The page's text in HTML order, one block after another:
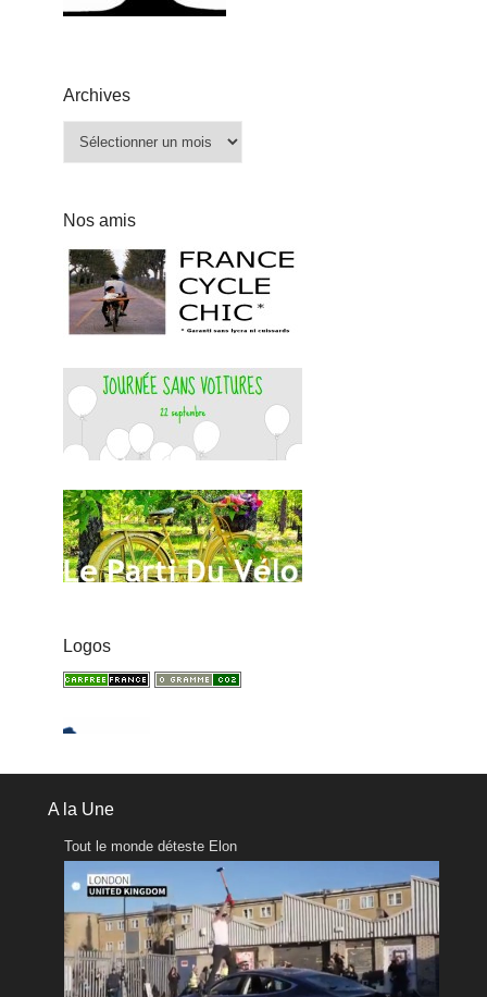
Archives
Nos amis
Logos
A la Une
Tout le monde déteste Elon